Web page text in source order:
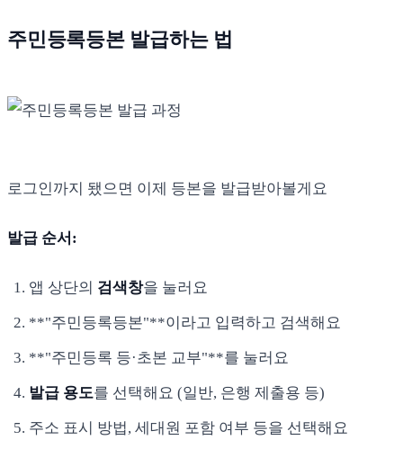
주민등록등본 발급하는 법
로그인까지 됐으면 이제 등본을 발급받아볼게요
발급 순서:
앱 상단의 검색창을 눌러요
**"주민등록등본"**이라고 입력하고 검색해요
**"주민등록 등·초본 교부"**를 눌러요
발급 용도를 선택해요 (일반, 은행 제출용 등)
주소 표시 방법, 세대원 포함 여부 등을 선택해요